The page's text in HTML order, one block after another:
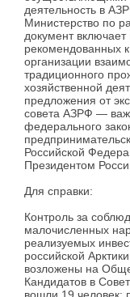
деятельность в
Министерство по
документ
рекомендованных
организации
традиционного
хозяйственной
предложения от
совета АЗРФ —
федерального
Российской
Президентом
Для справки:
Контроль за
малочисленных
реализуемых
российской
возложены на
Кандидатов в